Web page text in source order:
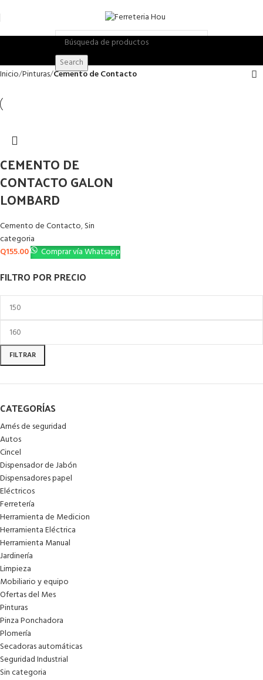
Search
FILTRO POR PRECIO
FILTRAR
CATEGORÍAS
Arnés de seguridad
Autos
Cincel
Dispensador de Jabón
Dispensadores papel
Eléctricos
Ferretería
Herramienta de Medicion
Herramienta Eléctrica
Herramienta Manual
Jardinería
Limpieza
Mobiliario y equipo
Ofertas del Mes
Pinturas
Pinza Ponchadora
Plomería
Secadoras automáticas
Seguridad Industrial
Sin categoria
Inicio Pinturas Cemento de Contacto
CEMENTO DE
CONTACTO GALON
LOMBARD
Cemento de Contacto,Sin
categoria
Q155.00 Comprar vía Whatsapp